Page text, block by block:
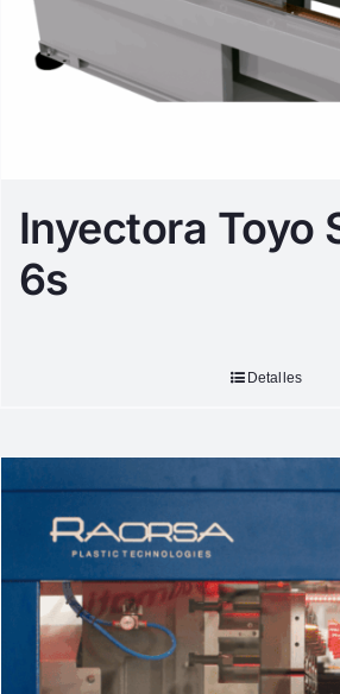
Inyectora Toyo
6s
Detalles